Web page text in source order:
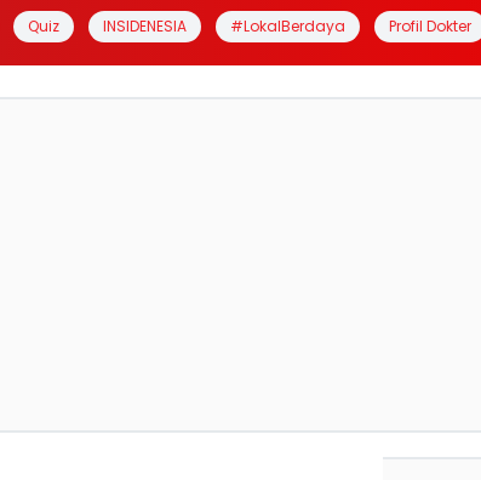
Quiz INSIDENESIA #LokalBerdaya Profil Dokter